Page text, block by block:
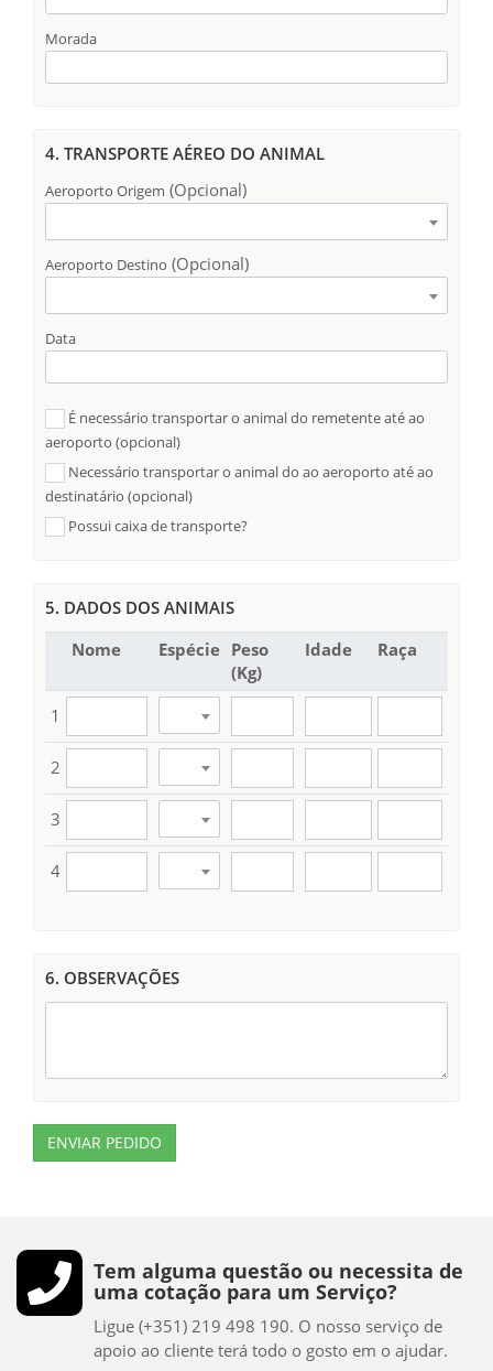
Morada
4. TRANSPORTE AÉREO DO ANIMAL
Aeroporto Origem (Opcional)
Aeroporto Destino (Opcional)
Data
É necessário transportar o animal do remetente até ao
aeroporto (opcional)
Necessário transportar o animal do ao aeroporto até ao
destinatário (opcional)
Possui caixa de transporte?
5. DADOS DOS ANIMAIS
Nome
Espécie Peso
(Kg)
Idade Raça
1
2
3
4
6. OBSERVAÇÕES
ENVIAR PEDIDO
Tem alguma questão ou necessita de
uma cotação para um Serviço?
Ligue (+351) 219 498 190. O nosso serviço de
apoio ao cliente terá todo o gosto em o ajudar.